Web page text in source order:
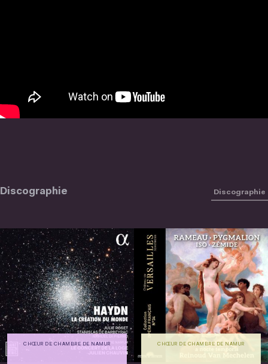
Discographie Discographie
CHŒUR DE CHAMBRE DE NAMUR CHŒUR DE CHAMBRE DE NAMUR